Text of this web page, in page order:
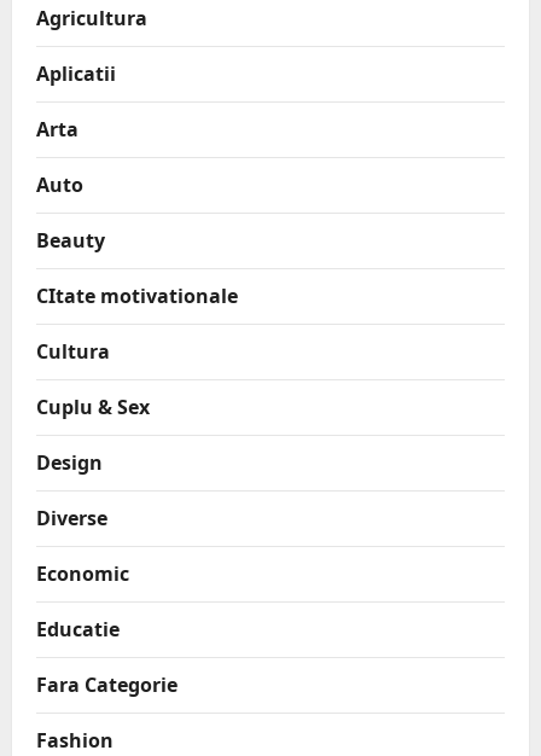
Agricultura
Aplicatii
Arta
Auto
Beauty
CItate motivationale
Cultura
Cuplu & Sex
Design
Diverse
Economic
Educatie
Fara Categorie
Fashion